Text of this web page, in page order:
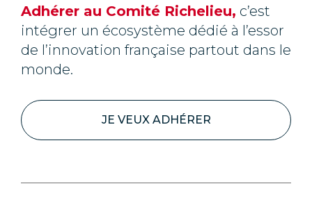
Adhérer au Comité Richelieu, c’est
intégrer un écosystème dédié à l’essor
de l’innovation française partout dans le
monde.
JE VEUX ADHÉRER